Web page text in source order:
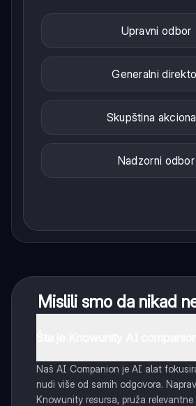
Upravni odbor
Generalni
Skupština
Nadzorni odbor
Mislili smo da nikad
Naš AI Companion je AI alat
nudi više od samih odgovora.
Knowunity resursa, pruža relevantne